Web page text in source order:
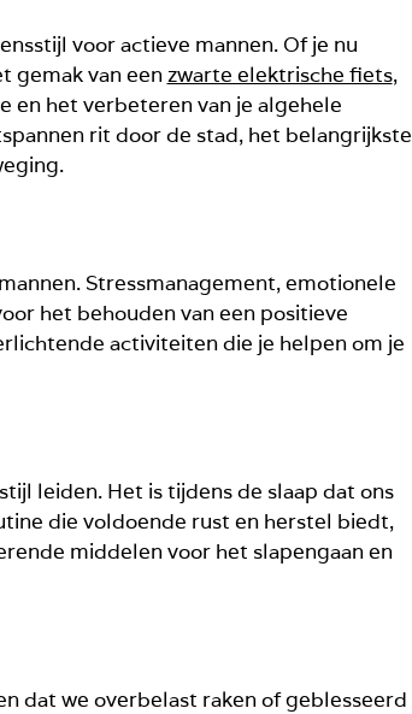
voor actieve mannen. Of je nu
gemak van eenzwarte elektrische fiets,
en het verbeteren van je algehele
rit door de stad, het belangrijkste
Stressmanagement, emotionele
het behouden van een positieve
activiteiten die je helpen om je
leiden. Het is tijdens de slaap dat ons
die voldoende rust en herstel biedt,
middelen voor het slapengaan en
dat we overbelast raken of geblesseerd